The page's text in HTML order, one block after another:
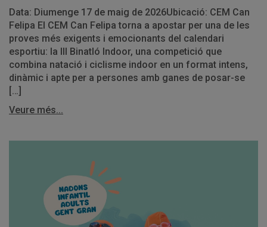
Data: Diumenge 17 de maig de 2026Ubicació: CEM Can
Felipa El CEM Can Felipa torna a apostar per una de les
proves més exigents i emocionants del calendari
esportiu: la III Binatló Indoor, una competició que
combina natació i ciclisme indoor en un format intens,
dinàmic i apte per a persones amb ganes de posar-se
[…]
Veure més...